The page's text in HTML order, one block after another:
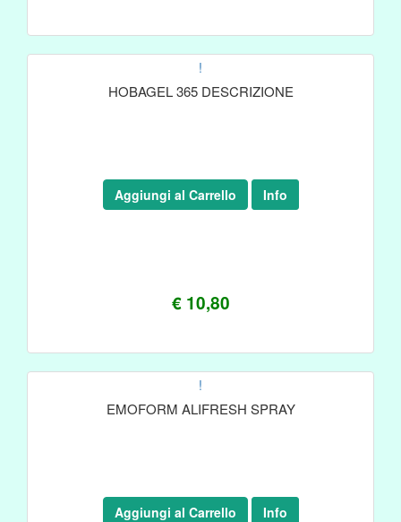
!
HOBAGEL 365 DESCRIZIONE
€ 10,80
Aggiungi al Carrello Info
!
EMOFORM ALIFRESH SPRAY
Aggiungi al Carrello Info